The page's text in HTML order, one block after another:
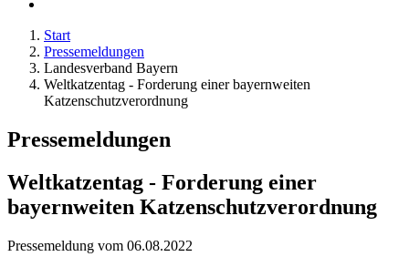
Start
Pressemeldungen
Landesverband Bayern
Weltkatzentag - Forderung einer bayernweiten
Katzenschutzverordnung
Pressemeldungen
Weltkatzentag - Forderung einer
bayernweiten Katzenschutzverordnung
Pressemeldung vom 06.08.2022